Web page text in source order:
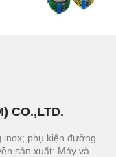
CO.,LTD.
inox; phụ kiện đường
sản xuất: Máy và